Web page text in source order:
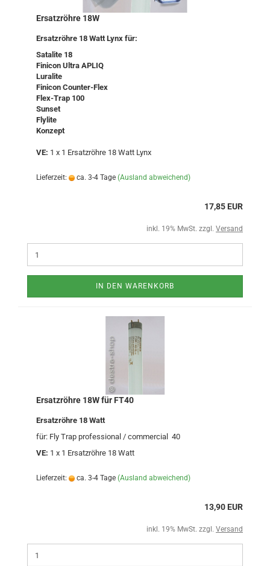
Ersatzröhre 18W
Ersatzröhre 18 Watt Lynx für:
Satalite 18
Finicon Ultra APLIQ
Luralite
Finicon Counter-Flex
Flex-Trap 100
Sunset
Flylite
Konzept
VE: 1 x 1 Ersatzröhre 18 Watt Lynx
Lieferzeit: ca. 3-4 Tage (Ausland abweichend)
17,85 EUR
inkl. 19% MwSt. zzgl. Versand
IN DEN WARENKORB
Ersatzröhre 18W für FT40
Ersatzröhre 18 Watt
für: Fly Trap professional / commercial 40
VE: 1 x 1 Ersatzröhre 18 Watt
Lieferzeit: ca. 3-4 Tage (Ausland abweichend)
13,90 EUR
inkl. 19% MwSt. zzgl. Versand